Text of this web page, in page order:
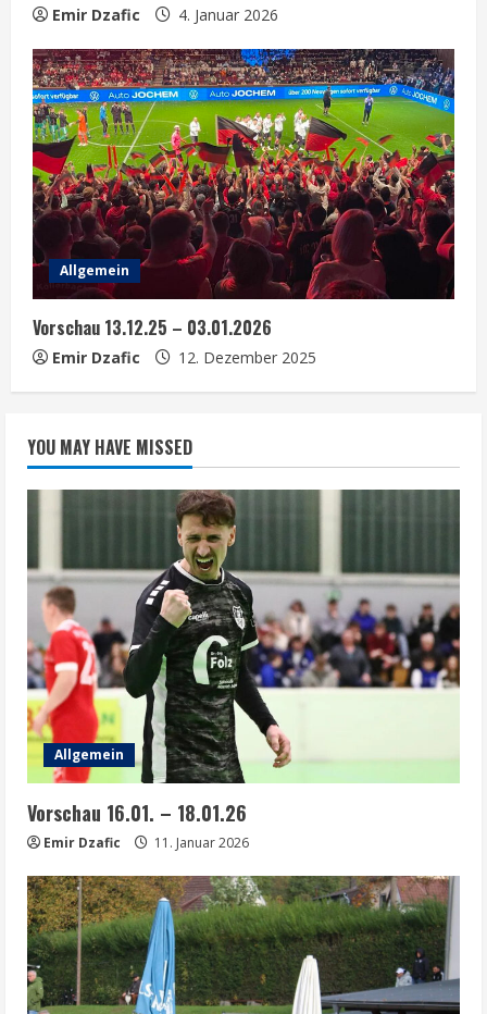
Emir Dzafic 4. Januar 2026
Allgemein
Vorschau 13.12.25 – 03.01.2026
Emir Dzafic 12. Dezember 2025
YOU MAY HAVE MISSED
Allgemein
Vorschau 16.01. – 18.01.26
Emir Dzafic 11. Januar 2026